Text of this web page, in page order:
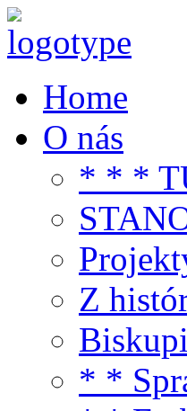
Home
O nás
* * *
Z
* *